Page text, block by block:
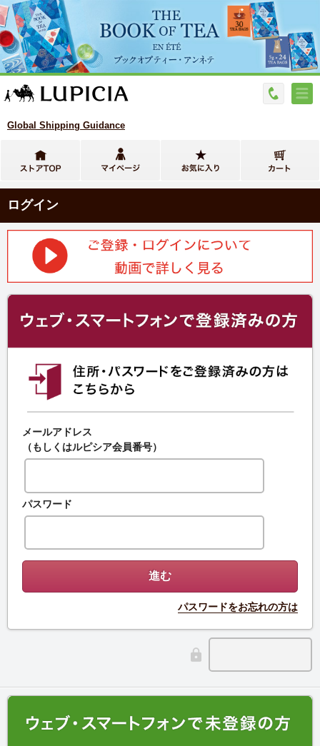
Global Shipping Guidance
ログイン
メールアドレス
（もしくはルピシア会員番号）
パスワード
パスワードをお忘れの方は